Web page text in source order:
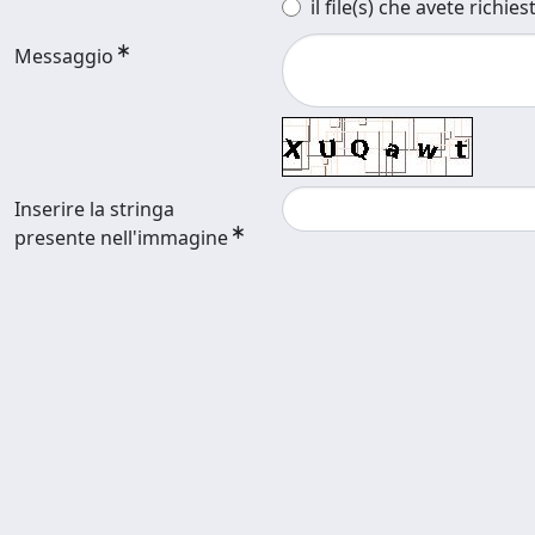
il file(s) che avete
Messaggio
Inserire la stringa
presente nell'immagine